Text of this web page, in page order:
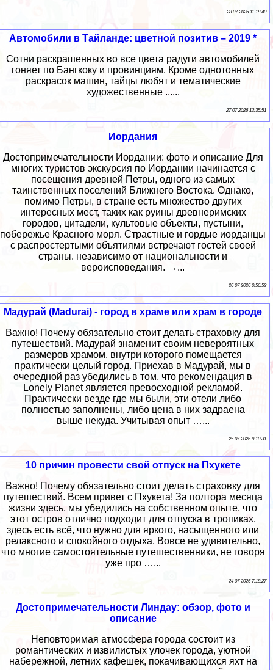
28 07 2026 11:18:40
Автомобили в Тайланде: цветной позитив – 2019 *
Сотни раскрашенных во все цвета радуги автомобилей
гоняет по Бангкоку и провинциям. Кроме однотонных
раскрасок машин, тайцы любят и тематические
художественные ......
27 07 2026 12:35:51
Иордания
Достопримечательности Иордании: фото и описание Для
многих туристов экскурсия по Иордании начинается с
посещения древней Петры, одного из самых
таинственных поселений Ближнего Востока. Однако,
помимо Петры, в стране есть множество других
интересных мест, таких как руины древнеримских
городов, цитадели, культовые объекты, пустыни,
побережье Красного моря. Страстные и гордые иорданцы
с распростертыми объятиями встречают гостей своей
страны. независимо от национальности и
вероисповедания. →...
26 07 2026 0:56:52
Мадурай (Madurai) - город в храме или храм в городе
Важно! Почему обязательно стоит делать страховку для
путешествий. Мадурай знаменит своим невероятных
размеров храмом, внутри которого помещается
практически целый город. Приехав в Мадурай, мы в
очередной раз убедились в том, что рекомендация в
Lonely Planet является превосходной рекламой.
Практически везде где мы были, эти отели либо
полностью заполнены, либо цена в них задраена
выше некуда. Учитывая опыт …...
25 07 2026 9:10:31
10 причин провести свой отпуск на Пхукете
Важно! Почему обязательно стоит делать страховку для
путешествий. Всем привет с Пхукета! За полтора месяца
жизни здесь, мы убедились на собственном опыте, что
этот остров отлично подходит для отпуска в тропиках,
здесь есть всё, что нужно для яркого, насыщенного или
релаксного и спокойного отдыха. Вовсе не удивительно,
что многие самостоятельные путешественники, не говоря
уже про …...
24 07 2026 7:18:27
Достопримечательности Линдау: обзор, фото и
описание
Неповторимая атмосфера города состоит из
романтических и извилистых улочек города, уютной
набережной, летних кафешек, покачивающихся яхт на